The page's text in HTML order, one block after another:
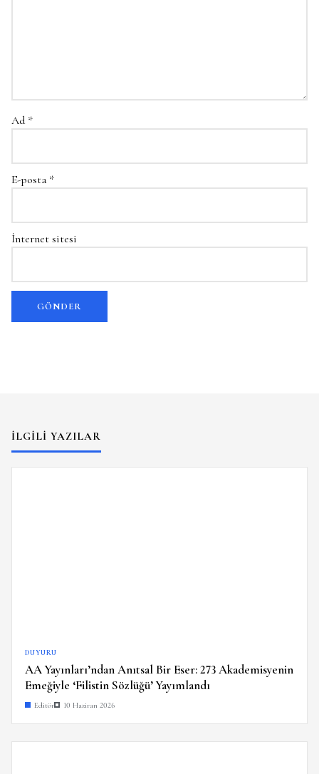
Ad *
E-posta *
İnternet sitesi
İLGILI YAZILAR
DUYURU
AA Yayınları’ndan Anıtsal Bir Eser: 273 Akademisyenin
Emeğiyle ‘Filistin Sözlüğü’ Yayımlandı
Editör 10 Haziran 2026